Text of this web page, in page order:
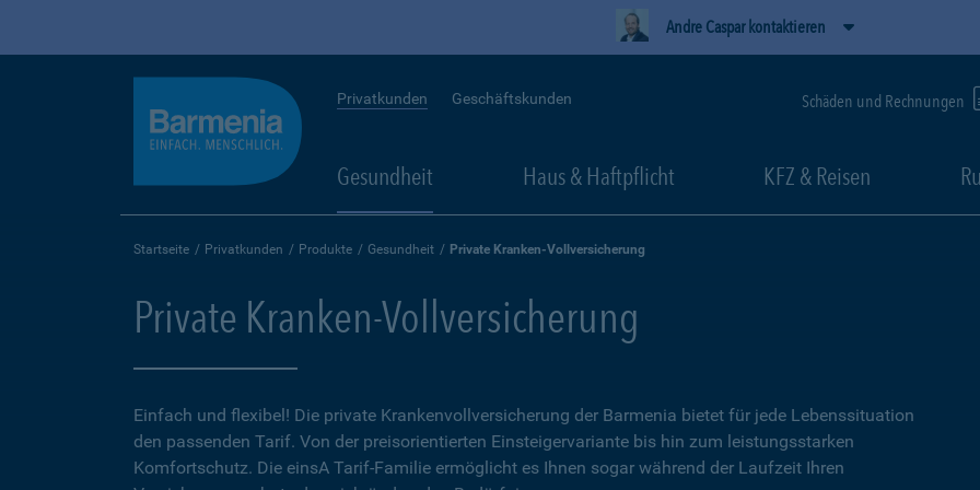
Andre Caspar kontaktieren
Privatkunden Geschäftskunden Schäden und Rechnungen
Gesundheit Haus & Haftpflicht KFZ & Reisen
Startseite Privatkunden Produkte Gesundheit Private Kranken-Vollversicherung
Private Kranken-Vollversicherung
Einfach und flexibel! Die private Krankenvollversicherung der Barmenia bietet für jede Lebenssituation
den passenden Tarif. Von der preisorientierten Einsteigervariante bis hin zum leistungsstarken
Komfortschutz. Die einsA Tarif-Familie ermöglicht es Ihnen sogar während der Laufzeit Ihren